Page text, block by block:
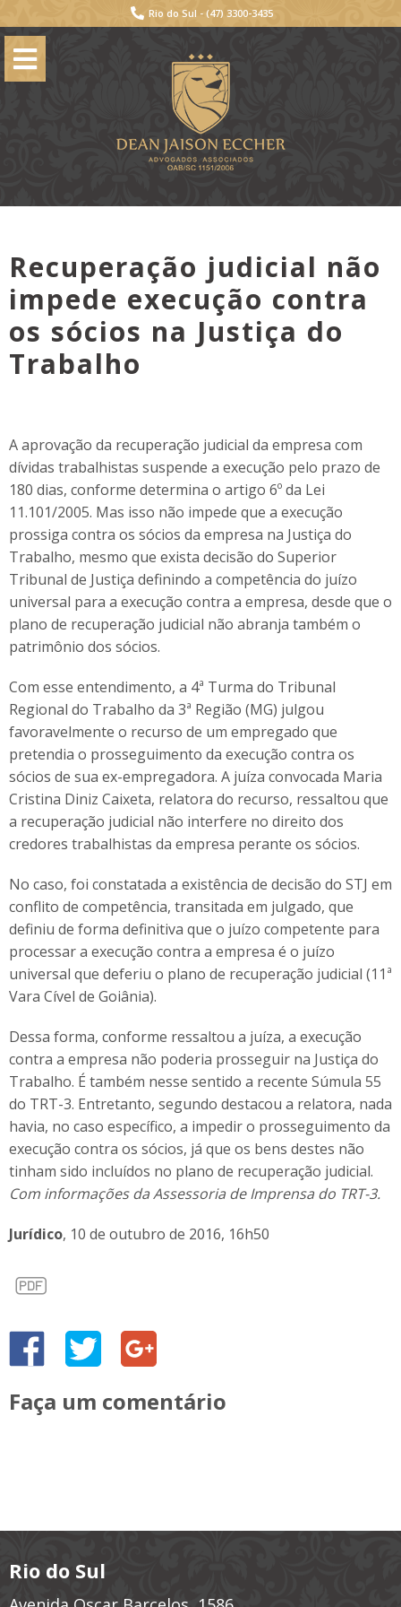
Rio do Sul - (47) 3300-3435
Recuperação judicial não
impede execução contra
os sócios na Justiça do
Trabalho
A aprovação da recuperação judicial da empresa com
dívidas trabalhistas suspende a execução pelo prazo de
180 dias, conforme determina o artigo 6º da Lei
11.101/2005. Mas isso não impede que a execução
prossiga contra os sócios da empresa na Justiça do
Trabalho, mesmo que exista decisão do Superior
Tribunal de Justiça definindo a competência do juízo
universal para a execução contra a empresa, desde que o
plano de recuperação judicial não abranja também o
patrimônio dos sócios.
Com esse entendimento, a 4ª Turma do Tribunal
Regional do Trabalho da 3ª Região (MG) julgou
favoravelmente o recurso de um empregado que
pretendia o prosseguimento da execução contra os
sócios de sua ex-empregadora. A juíza convocada Maria
Cristina Diniz Caixeta, relatora do recurso, ressaltou que
a recuperação judicial não interfere no direito dos
credores trabalhistas da empresa perante os sócios.
No caso, foi constatada a existência de decisão do STJ em
conflito de competência, transitada em julgado, que
definiu de forma definitiva que o juízo competente para
processar a execução contra a empresa é o juízo
universal que deferiu o plano de recuperação judicial (11ª
Vara Cível de Goiânia).
Dessa forma, conforme ressaltou a juíza, a execução
contra a empresa não poderia prosseguir na Justiça do
Trabalho. É também nesse sentido a recente Súmula 55
do TRT-3. Entretanto, segundo destacou a relatora, nada
havia, no caso específico, a impedir o prosseguimento da
execução contra os sócios, já que os bens destes não
tinham sido incluídos no plano de recuperação judicial.
Com informações da Assessoria de Imprensa do TRT-3.
Jurídico, 10 de outubro de 2016, 16h50
Faça um comentário
Rio do Sul